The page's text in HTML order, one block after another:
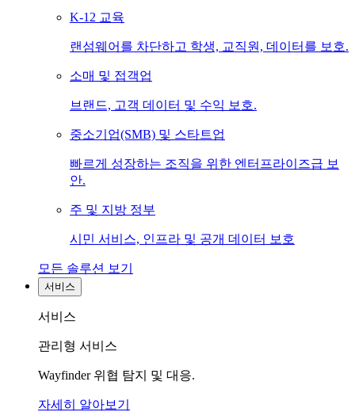
K-12 교육
랜섬웨어를 차단하고 학생, 교직원, 데이터를 보호.
소매 및 접객업
브랜드, 고객 데이터 및 수익 보호.
중소기업(SMB) 및 스타트업
빠르게 성장하는 조직을 위한 엔터프라이즈급 보
안.
주 및 지방 정부
시민 서비스, 인프라 및 공개 데이터 보호
모든 솔루션 보기
서비스
서비스
관리형 서비스
Wayfinder 위협 탐지 및 대응.
자세히 알아보기